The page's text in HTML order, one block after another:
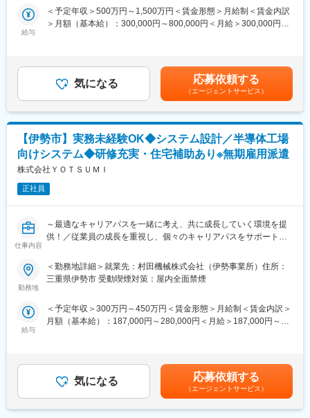
■キャリアパス：将来的には業務改善やDX推進の補助やベンダー
■当社の特徴：豊田通商のグループ会社であり、安定した経済基盤
を持っています。1961年の創業以来、同グループの自動車産業に
於ける戦略に呼応しながら、自動車製造向け繊維製品の製造に専
心。コアテクノロジーとなるのは、創業以来の確かな繊維加工技
術とトヨタ自動車の生産システムであるTPSをベースとした確か
なモノづくり体制です。自動車×繊維という強みを生かして、エア
バッグのような重要保安部品からカーカーテンやシートインサー
トなどの内装部品を生産、クルマの安全・快適に大きく寄与して
います。
用いて工作機械や各種装置に部品を搬送する自動搬送システム制
御ソフトウェアの開発をご担当いただきます。
WH-AMR）、工具搬送（CTS）の自動搬送システム制御ソフトウ
ェアの開発をご担当いただきます。見積り段階からお客様の要求
を確認し、要件定義からシステムテストまで、V字モデルで開発を
■使用言語：
C#, JavaScript（現状はASP.NET、Angularへ変更する）, Python
等
■開発環境：
Windows10、.NET Framework、VS2017、Microsoft TFS
■配属先情報：
伊賀事業所
■当社の魅力：
・東証プライム上場の工作機械業界世界トップクラスメーカーで
造業を支えています。
・グローバル給与改定で24％UP（21年→22年対比）。平均年収
ります。平均勤続年数は17年超で離職率（自己都合）2.8%です。
・ホワイト500認定＆健康経営銘柄2024に認定されています。
給与
＜予定年収＞500万円～1,500万円＜賃金形態＞月給制＜賃金内訳
＞月額（基本給）：300,000円～800,000円＜月給＞300,000円～
給50万＋賞与＋各種手当）賃金はあくまでも目安の金額であり、
選考を通じて上下する可能性があります。月給(月額)は固定手当を
含めた表記です。
気になる 応募依頼する
（エージェントサービス）
【伊勢市】実務未経験OK◆システム設計／半導体工場
向けシステム◆研修充実・住宅補助あり※無期雇用派遣
株式会社ＹＯＴＳＵＭＩ
正社員
仕事内容
～最適なキャリアパスを一緒に考え、共に成長していく環境を提
供！／従業員の成長を重視し、個々のキャリアパスをサポートす
■当社の社風：
例えば、仕事がマンネリ化してきたという相談を受けた際には、
部署移動等含め相談したり、年収を上げたいという相談を貰った
■業務内容：
大手メーカー（村田機械様）に常駐し、ソフト設計をお任せしま
す。伊勢事業所では主にクリーンFAシステムを開発しています。
そのシステムの設計に携わります。具体的には、半導体工場向け
勤務地
＜勤務地詳細＞就業先：村田機械株式会社（伊勢事業所）住所：
三重県伊勢市 受動喫煙対策：屋内全面禁煙
給与
＜予定年収＞300万円～450万円＜賃金形態＞月給制＜賃金内訳＞
月額（基本給）：187,000円～280,000円＜月給＞187,000円～
月給(月額)は固定手当を含めた表記です。
気になる 応募依頼する
（エージェントサービス）